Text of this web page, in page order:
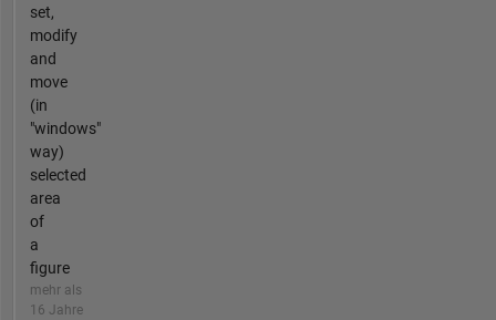
set,
modify
and
move
(in
"windows"
way)
selected
area
of
a
figure
mehr als
16 Jahre